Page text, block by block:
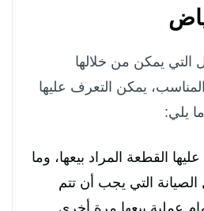
التي يمكن من خلالها
يمكن التعرف عليها
يلي:
القطعة المراد بيعها، وما
التي يجب أن تتم
عملية بيعها مرة أخرى.